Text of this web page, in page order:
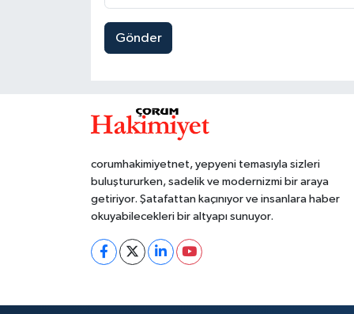
Gönder
corumhakimiyetnet, yepyeni temasıyla sizleri
buluştururken, sadelik ve modernizmi bir araya
getiriyor. Şatafattan kaçınıyor ve insanlara haber
okuyabilecekleri bir altyapı sunuyor.